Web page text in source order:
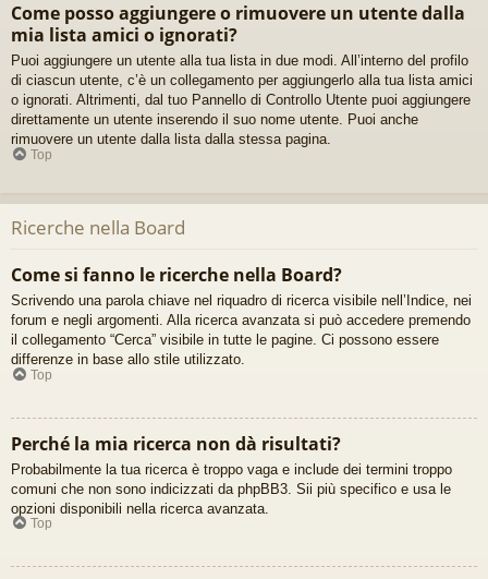
Come posso aggiungere o rimuovere un utente dalla
mia lista amici o ignorati?
Puoi aggiungere un utente alla tua lista in due modi. All’interno del profilo
di ciascun utente, c’è un collegamento per aggiungerlo alla tua lista amici
o ignorati. Altrimenti, dal tuo Pannello di Controllo Utente puoi aggiungere
direttamente un utente inserendo il suo nome utente. Puoi anche
rimuovere un utente dalla lista dalla stessa pagina.
Top
Ricerche nella Board
Come si fanno le ricerche nella Board?
Scrivendo una parola chiave nel riquadro di ricerca visibile nell’Indice, nei
forum e negli argomenti. Alla ricerca avanzata si può accedere premendo
il collegamento “Cerca” visibile in tutte le pagine. Ci possono essere
differenze in base allo stile utilizzato.
Top
Perché la mia ricerca non dà risultati?
Probabilmente la tua ricerca è troppo vaga e include dei termini troppo
comuni che non sono indicizzati da phpBB3. Sii più specifico e usa le
opzioni disponibili nella ricerca avanzata.
Top